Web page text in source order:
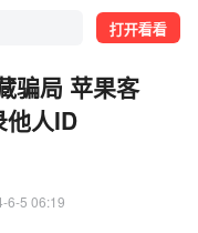
打开看看
骗局 苹果客
他人ID
6-5 06:19